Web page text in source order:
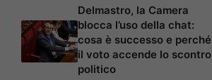
Delmastro, la Camera
blocca l’uso della chat:
cosa è successo e perché
il voto accende lo scontro
politico